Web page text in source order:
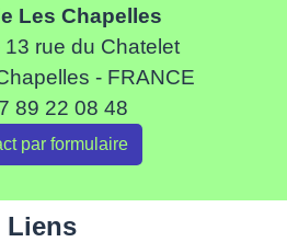
Les Chapelles
13 rue du Chatelet
- FRANCE
89 22 08 48
par formulaire
Liens